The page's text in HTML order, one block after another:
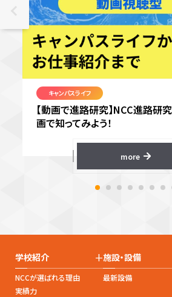
キャンパスライフ
【動画で進路研究】NCC進路研
画で知ってみよう！
more
学校紹介 +
NCCが選ばれる理由
実績力
施設・設備
最新設備